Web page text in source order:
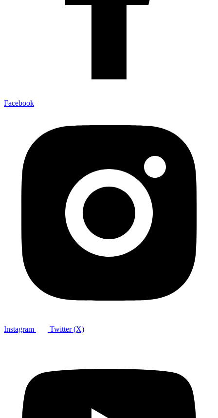
Facebook
Instagram Twitter (X)